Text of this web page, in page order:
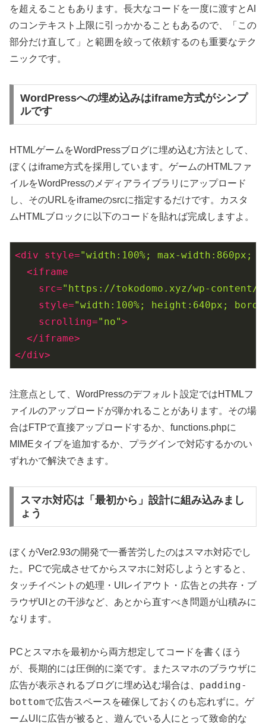
を超えることもあります。長大なコードを一度に渡すとAI
のコンテキスト上限に引っかかることもあるので、「この
部分だけ直して」と範囲を絞って依頼するのも重要なテク
ニックです。
WordPressへの埋め込みはiframe方式がシンプ
ルです
HTMLゲームをWordPressブログに埋め込む方法として、
ぼくはiframe方式を採用しています。ゲームのHTMLファ
イルをWordPressのメディアライブラリにアップロード
し、そのURLをiframeのsrcに指定するだけです。カスタ
ムHTMLブロックに以下のコードを貼れば完成しますよ。
<div style="width:100%; max-width:860px;
<iframe
src="https://tokodomo.xyz/wp-content/
style="width:100%; height:640px;
scrolling="no">
</iframe>
</div>
注意点として、WordPressのデフォルト設定ではHTMLフ
ァイルのアップロードが弾かれることがあります。その場
合はFTPで直接アップロードするか、functions.phpに
MIMEタイプを追加するか、プラグインで対応するかのい
ずれかで解決できます。
スマホ対応は「最初から」設計に組み込みまし
ょう
ぼくがVer2.93の開発で一番苦労したのはスマホ対応でし
た。PCで完成させてからスマホに対応しようとすると、
タッチイベントの処理・UIレイアウト・広告との共存・ブ
ラウザUIとの干渉など、あとから直すべき問題が山積みに
なります。
PCとスマホを最初から両方想定してコードを書くほう
が、長期的には圧倒的に楽です。またスマホのブラウザに
広告が表示されるブログに埋め込む場合は、 padding-
bottomで広告スペースを確保しておくのも忘れずに。ゲ
ームUIに広告が被ると、遊んでいる人にとって致命的な